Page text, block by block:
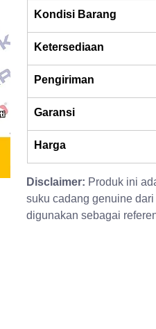
Kondisi Barang
Ketersediaan
Pengiriman
Garansi
Harga
Disclaimer: Produk ini
suku cadang genuine
digunakan sebagai